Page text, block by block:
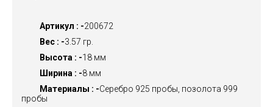
Артикул : -200672
Вес : -3.57 гр.
Высота : -18 мм
Ширина : -8 мм
Материалы : -Серебро 925 пробы, позолота 999
пробы